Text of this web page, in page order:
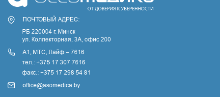
ПОЧТОВЫЙ АДРЕС:
РБ 220004 г. Минск
ул. Коллекторная, 3A, офис 200
А1, МТС, Лайф – 7616
тел.: +375 17 307 7616
факс.: +375 17 298 54 81
office@asomedica.by